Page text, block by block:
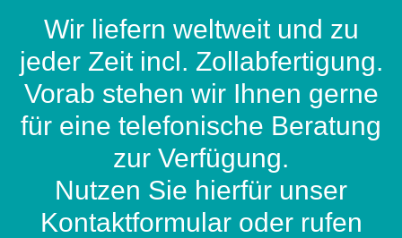
Wir liefern weltweit und zu
jeder Zeit incl. Zollabfertigung.
Vorab stehen wir Ihnen gerne
für eine telefonische Beratung
zur Verfügung.
Nutzen Sie hierfür unser
Kontaktformular oder rufen